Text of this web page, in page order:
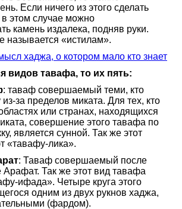
Если ничего из этого сделать
этом случае можно
камень издалека, подняв руки.
называется «истилам».
хаджа, о котором мало кто знает
видов тавафа, то их пять:
: таваф совершаемый теми, кто
за пределов миката. Для тех, кто
или странах, находящихся
совершение этого тавафа по
является сунной. Так же этот
«тавафу-лика».
: Таваф совершаемый после
Арафат. Так же этот вид тавафа
ифада». Четыре круга этого
одним из двух рукнов хаджа,
(фардом).